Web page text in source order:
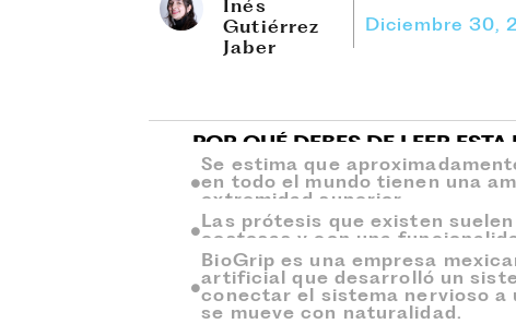
Inés
Gutiérrez
Jaber
Diciembre 30,
POR QUÉ DEBES DE LEER
Se estima que
en todo el mundo tienen una
extremidad superior.
Las prótesis que existen
costosas y con una
BioGrip es una empresa
artificial que desarrolló un
conectar el sistema nervioso
se mueve con naturalidad.